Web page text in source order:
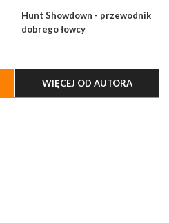
Hunt Showdown - przewodnik
dobrego łowcy
WIĘCEJ OD AUTORA